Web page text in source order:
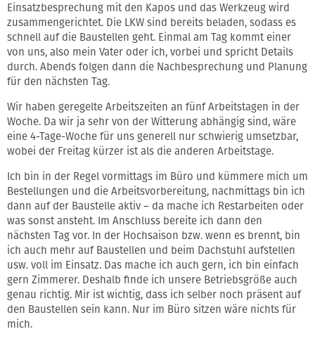
Einsatzbesprechung mit den Kapos und das Werkzeug wird
zusammengerichtet. Die LKW sind bereits beladen, sodass es
schnell auf die Baustellen geht. Einmal am Tag kommt einer
von uns, also mein Vater oder ich, vorbei und spricht Details
durch. Abends folgen dann die Nachbesprechung und Planung
für den nächsten Tag.
Wir haben geregelte Arbeitszeiten an fünf Arbeitstagen in der
Woche. Da wir ja sehr von der Witterung abhängig sind, wäre
eine 4-Tage-Woche für uns generell nur schwierig umsetzbar,
wobei der Freitag kürzer ist als die anderen Arbeitstage.
Ich bin in der Regel vormittags im Büro und kümmere mich um
Bestellungen und die Arbeitsvorbereitung, nachmittags bin ich
dann auf der Baustelle aktiv – da mache ich Restarbeiten oder
was sonst ansteht. Im Anschluss bereite ich dann den
nächsten Tag vor. In der Hochsaison bzw. wenn es brennt, bin
ich auch mehr auf Baustellen und beim Dachstuhl aufstellen
usw. voll im Einsatz. Das mache ich auch gern, ich bin einfach
gern Zimmerer. Deshalb finde ich unsere Betriebsgröße auch
genau richtig. Mir ist wichtig, dass ich selber noch präsent auf
den Baustellen sein kann. Nur im Büro sitzen wäre nichts für
mich.